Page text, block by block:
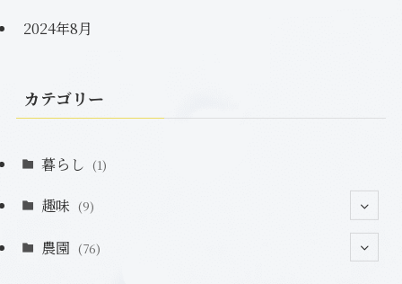
2024年8月
カテゴリー
暮らし (1)
趣味 (9)
農園 (76)